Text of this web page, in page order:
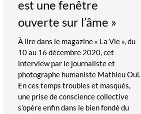
est une fenêtre
ouverte sur l’âme »
À lire dans le magazine « La Vie », du
10 au 16 décembre 2020, cet
interview par le journaliste et
photographe humaniste Mathieu Oui.
En ces temps troubles et masqués,
une prise de conscience collective
s’opère enfin dans le bien fondé du